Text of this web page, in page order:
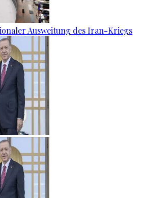
Ausweitung des Iran-Kriegs